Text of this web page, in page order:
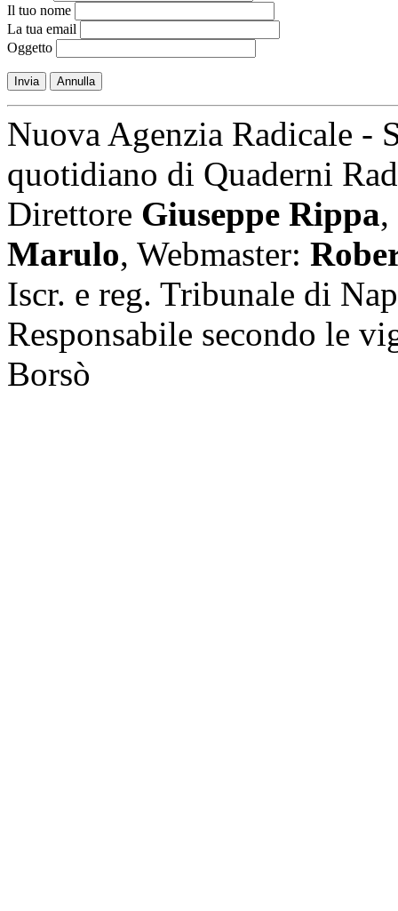
Il tuo nome
La tua email
Oggetto
Invia Annulla
Nuova Agenzia Radicale -
quotidiano di Quaderni
Direttore Giuseppe Rippa,
Marulo, Webmaster:
Iscr. e reg. Tribunale di
Responsabile secondo le
Borsò